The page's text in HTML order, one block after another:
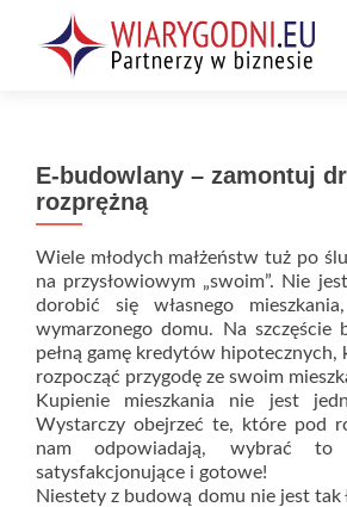
E-budowlany – zamontuj
rozprężną
Wiele młodych małżeństw tuż po
na przysłowiowym „swoim”. Nie
dorobić się własnego
wymarzonego domu. Na szczęście
pełną gamę kredytów hipotecznych,
rozpocząć przygodę ze swoim
Kupienie mieszkania nie jest
Wystarczy obejrzeć te, które pod
nam odpowiadają, wybrać to
satysfakcjonujące i gotowe!
Niestety z budową domu nie jest tak